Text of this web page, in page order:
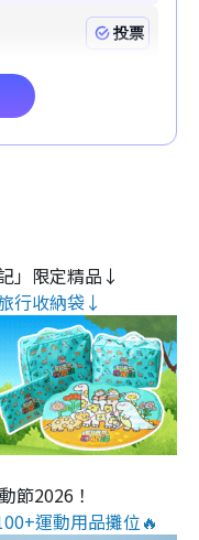
」限定精品↓
行收納袋↓
節2026！
運動用品攤位🔥